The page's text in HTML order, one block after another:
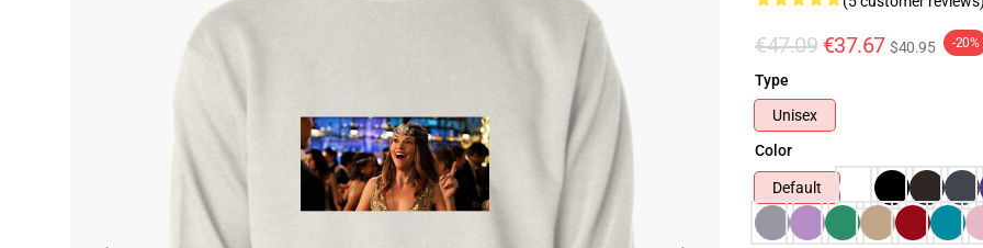
€47.09 €37.67 $40.95 -20%
Type
Unisex
Color
Default